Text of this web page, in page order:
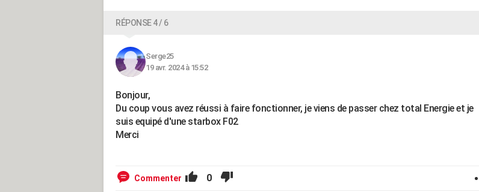
RÉPONSE 4 / 6
Serge25
19 avr. 2024 à 15:52
Bonjour,
Du coup vous avez réussi à faire fonctionner, je viens de passer chez total Energie et je
suis equipé d'une starbox F02
Merci
Commenter 0